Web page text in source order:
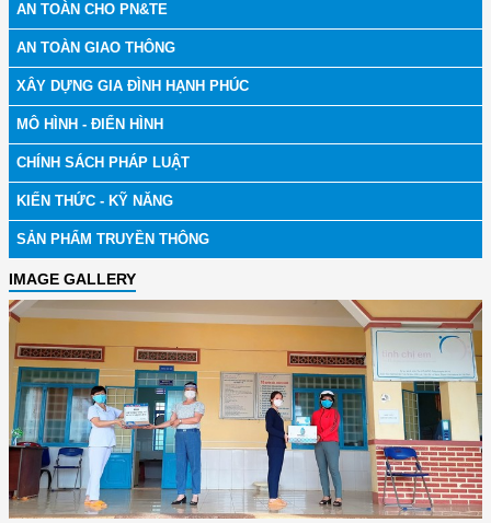
AN TOÀN CHO PN&TE
AN TOÀN GIAO THÔNG
XÂY DỰNG GIA ĐÌNH HẠNH PHÚC
MÔ HÌNH - ĐIỂN HÌNH
CHÍNH SÁCH PHÁP LUẬT
KIẾN THỨC - KỸ NĂNG
SẢN PHẨM TRUYỀN THÔNG
IMAGE GALLERY